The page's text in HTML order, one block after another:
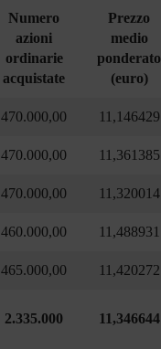
Numero
azioni
ordinarie
acquistate
Prezzo
medio
ponderato
(euro)
470.000,00 11,146429
470.000,00 11,361385
470.000,00 11,320014
460.000,00 11,488931
465.000,00 11,420272
2.335.000 11,346644